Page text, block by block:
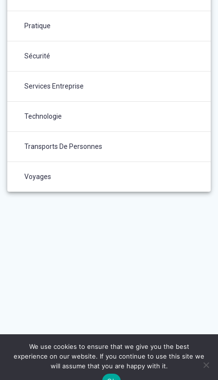
Pratique
Sécurité
Services Entreprise
Technologie
Transports De Personnes
Voyages
We use cookies to ensure that we give you the best
experience on our website. If you continue to use this site we
will assume that you are happy with it.